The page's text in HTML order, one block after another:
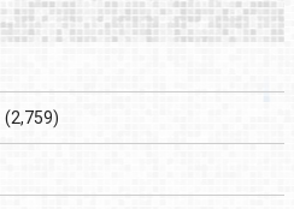
(2,759)